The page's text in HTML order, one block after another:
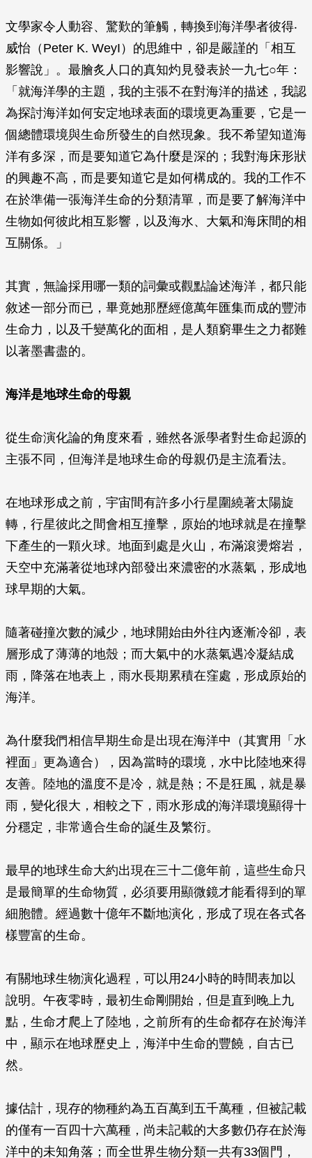
文學家令人動容、驚歎的筆觸，轉換到海洋學者彼得‧
威怡（Peter K. WeyI）的思維中，卻是嚴謹的「相互
影響說」。最膾炙人口的真知灼見發表於一九七○年：
「就海洋學的主題，我的主張不在對海洋的描述，我認
為探討海洋如何安定地球表面的環境更為重要，它是一
個總體環境與生命所發生的自然現象。我不希望知道海
洋有多深，而是要知道它為什麼是深的；我對海床形狀
的興趣不高，而是要知道它是如何構成的。我的工作不
在於準備一張海洋生命的分類清單，而是要了解海洋中
生物如何彼此相互影響，以及海水、大氣和海床間的相
互關係。」
其實，無論採用哪一類的詞彙或觀點論述海洋，都只能
敘述一部分而已，畢竟她那歷經億萬年匯集而成的豐沛
生命力，以及千變萬化的面相，是人類窮畢生之力都難
以著墨書盡的。
海洋是地球生命的母親
從生命演化論的角度來看，雖然各派學者對生命起源的
主張不同，但海洋是地球生命的母親仍是主流看法。
在地球形成之前，宇宙間有許多小行星圍繞著太陽旋
轉，行星彼此之間會相互撞擊，原始的地球就是在撞擊
下產生的一顆火球。地面到處是火山，布滿滾燙熔岩，
天空中充滿著從地球內部發出來濃密的水蒸氣，形成地
球早期的大氣。
隨著碰撞次數的減少，地球開始由外往內逐漸冷卻，表
層形成了薄薄的地殼；而大氣中的水蒸氣遇冷凝結成
雨，降落在地表上，雨水長期累積在窪處，形成原始的
海洋。
為什麼我們相信早期生命是出現在海洋中（其實用「水
裡面」更為適合），因為當時的環境，水中比陸地來得
友善。陸地的溫度不是冷，就是熱；不是狂風，就是暴
雨，變化很大，相較之下，雨水形成的海洋環境顯得十
分穩定，非常適合生命的誕生及繁衍。
最早的地球生命大約出現在三十二億年前，這些生命只
是最簡單的生命物質，必須要用顯微鏡才能看得到的單
細胞體。經過數十億年不斷地演化，形成了現在各式各
樣豐富的生命。
有關地球生物演化過程，可以用24小時的時間表加以
說明。午夜零時，最初生命剛開始，但是直到晚上九
點，生命才爬上了陸地，之前所有的生命都存在於海洋
中，顯示在地球歷史上，海洋中生命的豐饒，自古已
然。
據估計，現存的物種約為五百萬到五千萬種，但被記載
的僅有一百四十六萬種，尚未記載的大多數仍存在於海
洋中的未知角落；而全世界生物分類一共有33個門，